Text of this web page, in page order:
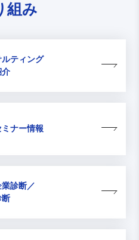
組み
ルティング
介
ナー情報
業診断／
断